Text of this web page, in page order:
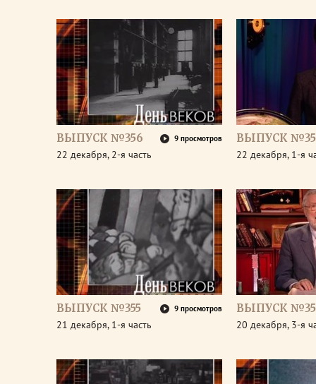
ВЫПУСК №356 9 просмотров
22 декабря, 2-я часть
ВЫПУСК
22 декабря, 1-я
ВЫПУСК №355 9 просмотров
21 декабря, 1-я часть
ВЫПУСК
20 декабря, 3-я